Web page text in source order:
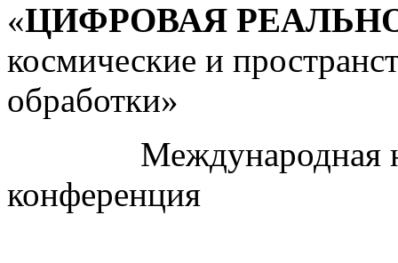
«ЦИФРОВАЯ
космические и
обработки»
Международная
конференция